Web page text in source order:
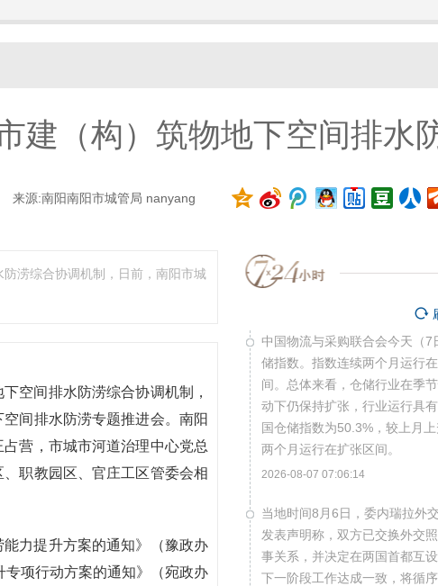
建（构）筑物地下空间排水
来源:南阳南阳市城管局 nanyang
涝综合协调机制，日前，南阳市城
空间排水防涝综合协调机制，
间排水防涝专题推进会。南阳
营，市城市河道治理中心党总
职教园区、官庄工区管委会相
力提升方案的通知》（豫政办
专项行动方案的通知》（宛政办
中国物流与采购联合会今天（7
储指数。指数连续两个月运行
间。总体来看，仓储行业在季
动下仍保持扩张，行业运行具
国仓储指数为50.3%，较上月
两个月运行在扩张区间。
2026-08-07 07:06:14
当地时间8月6日，委内瑞拉外
发表声明称，双方已交换外交
事关系，并决定在两国首都互
下一阶段工作达成一致，将循